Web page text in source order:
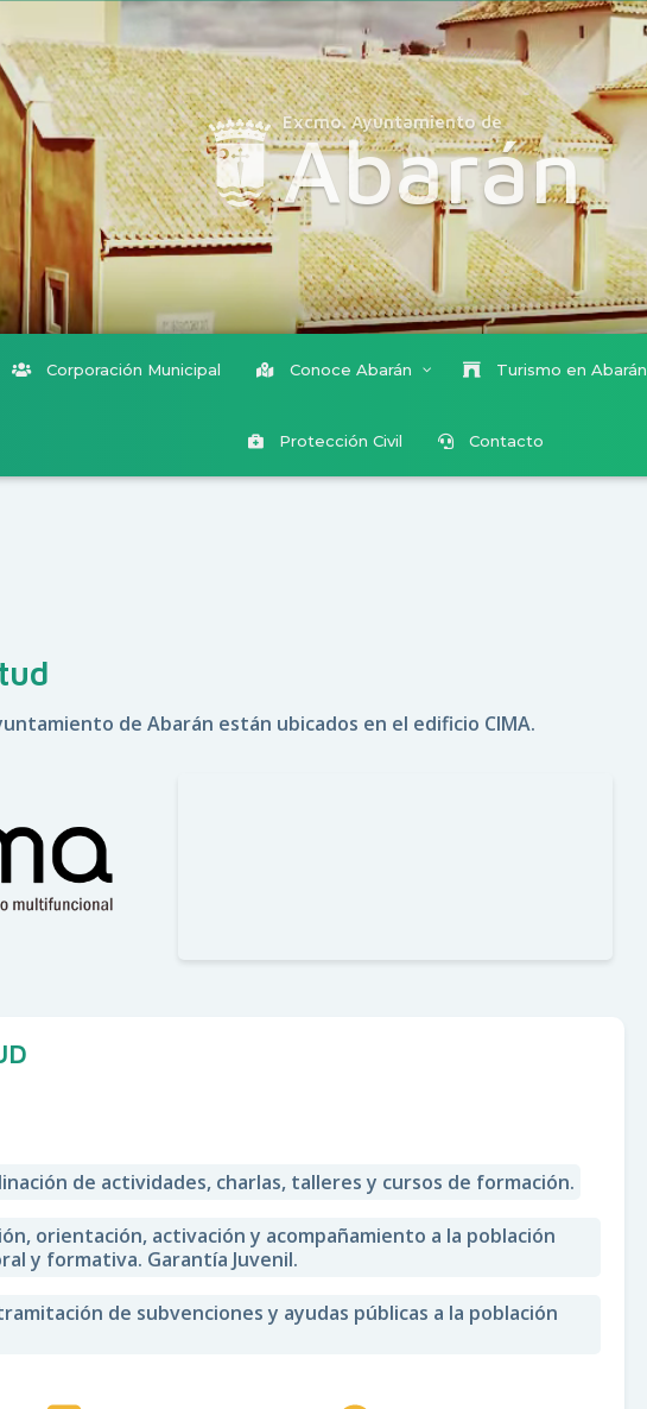
Excmo. Ayuntamiento de
Abarán
Corporación Municipal Conoce Abarán Turismo en Abarán
Protección Civil Contacto
de Abarán están ubicados en el edificio CIMA.
de actividades, charlas, talleres y cursos de formación.
orientación, activación y acompañamiento a la población
y formativa. Garantía Juvenil.
de subvenciones y ayudas públicas a la población